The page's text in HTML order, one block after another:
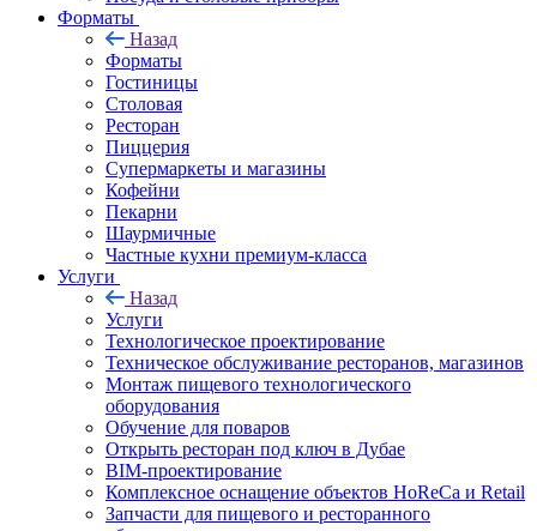
Форматы
Назад
Форматы
Гостиницы
Столовая
Ресторан
Пиццерия
Супермаркеты и магазины
Кофейни
Пекарни
Шаурмичные
Частные кухни премиум-класса
Услуги
Назад
Услуги
Технологическое проектирование
Техническое обслуживание ресторанов, магазинов
Монтаж пищевого технологического
оборудования
Обучение для поваров
Открыть ресторан под ключ в Дубае
BIM-проектирование
Комплексное оснащение объектов HoReCa и Retail
Запчасти для пищевого и ресторанного